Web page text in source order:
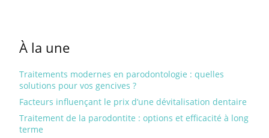
À la une
Traitements modernes en parodontologie : quelles
solutions pour vos gencives ?
Facteurs influençant le prix d’une dévitalisation dentaire
Traitement de la parodontite : options et efficacité à long
terme